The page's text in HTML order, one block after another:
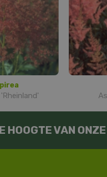
HOOGTE VAN